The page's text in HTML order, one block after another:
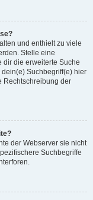
und enthielt zu viele
Stelle eine
dir die erweiterte Suche
Suchbegriff(e) hier
Rechtschreibung der
der Webserver sie nicht
Suchbegriffe